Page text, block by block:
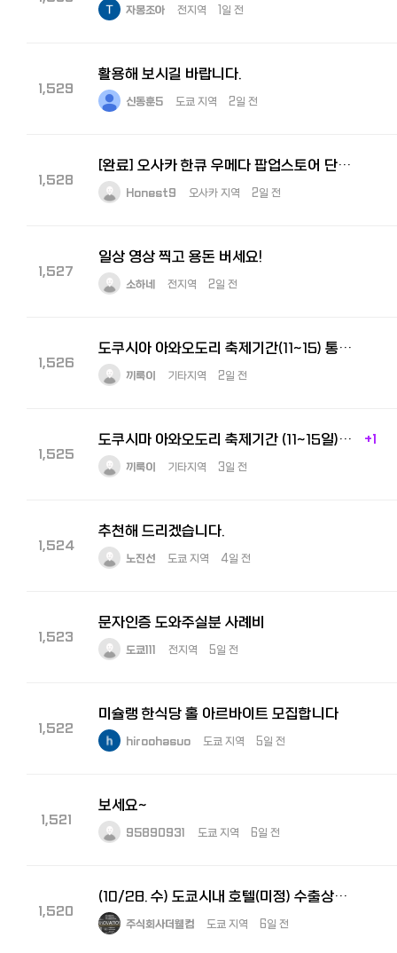
자몽조아 전지역 1일 전
1,529
활용해 보시길 바랍니다.
신동훈5 도쿄 지역 2일 전
1,528
[완료] 오사카 한큐 우메다 팝업스토어 단기알바 구해요! 8월5일 ~ 11일
Honest9 오사카 지역 2일 전
1,527
일상 영상 찍고 용돈 버세요!
소하네 전지역 2일 전
1,526
도쿠시아 아와오도리 축제기간(11~15) 통역 구합니다
끼룩이 기타지역 2일 전
1,525
도쿠시마 아와오도리 축제기간 (11~15일) 통역 아르바이트 구인 +1
끼룩이 기타지역 3일 전
1,524
추천해 드리겠습니다.
노진선 도쿄 지역 4일 전
1,523
문자인증 도와주실분 사례비
도쿄111 전지역 5일 전
1,522
미슐랭 한식당 홀 아르바이트 모집합니다
hiroohasuo 도쿄 지역 5일 전
1,521
보세요~
95890931 도쿄 지역 6일 전
1,520
(10/28. 수) 도쿄시내 호텔(미정) 수출상담회 통역 및 운영요원 모집합니다.
주식회사더웰컴 도쿄 지역 6일 전